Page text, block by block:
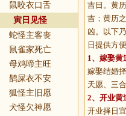
鼠咬衣口舌
寅日见怪
蛇怪主客丧
鼠雀家死亡
母鸡啼主旺
鹊屎衣不安
狐怪主旧愿
犬怪欠神愿
吉日。黄
吉；黄历
凶。以下
日提供方便
1、 嫁娶黄
嫁娶结婚
天愿、三
2、 开业黄
开业择日